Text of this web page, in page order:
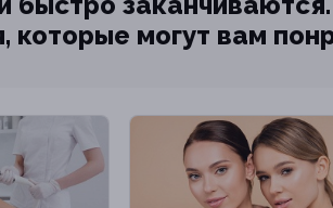
могут вам